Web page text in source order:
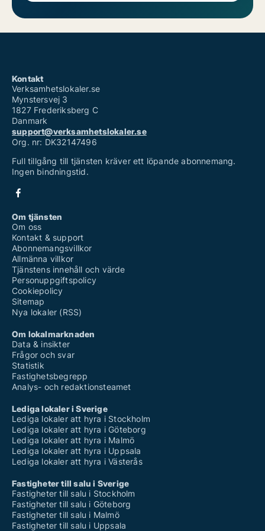
Kontakt
Verksamhetslokaler.se
Mynstersvej 3
1827 Frederiksberg C
Danmark
support@verksamhetslokaler.se
Org. nr: DK32147496
Full tillgång till tjänsten kräver ett löpande abonnemang.
Ingen bindningstid.
Om tjänsten
Om oss
Kontakt & support
Abonnemangsvillkor
Allmänna villkor
Tjänstens innehåll och värde
Personuppgiftspolicy
Cookiepolicy
Sitemap
Nya lokaler (RSS)
Om lokalmarknaden
Data & insikter
Frågor och svar
Statistik
Fastighetsbegrepp
Analys- och redaktionsteamet
Lediga lokaler i Sverige
Lediga lokaler att hyra i Stockholm
Lediga lokaler att hyra i Göteborg
Lediga lokaler att hyra i Malmö
Lediga lokaler att hyra i Uppsala
Lediga lokaler att hyra i Västerås
Fastigheter till salu i Sverige
Fastigheter till salu i Stockholm
Fastigheter till salu i Göteborg
Fastigheter till salu i Malmö
Fastigheter till salu i Uppsala